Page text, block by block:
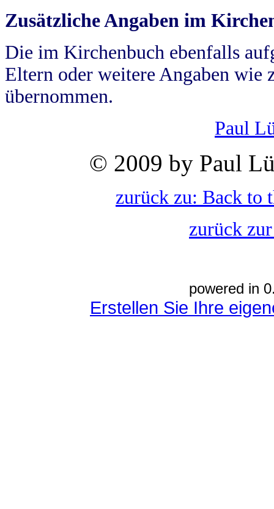
Zusätzliche Angaben im
Die im Kirchenbuch ebenfalls
Eltern oder weitere Angaben wie
übernommen.
Paul
© 2009 by Paul
zurück zu: Back to
zurück
powered in
Erstellen Sie Ihre